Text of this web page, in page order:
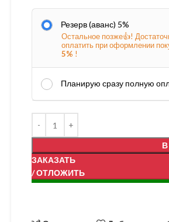
Резерв (аванс) 5%
Остальное позже👍!
оплатить при оформлении
5% !
Планирую сразу полную
ЗАКАЗАТЬ
/ ОТЛОЖИТЬ